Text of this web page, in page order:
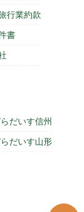
行業約款
書
だいす信州
だいす山形